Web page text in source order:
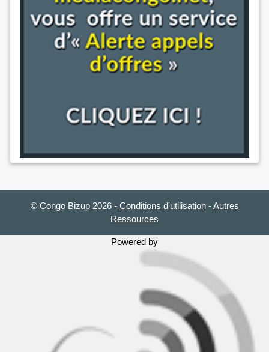
© Congo Bizup 2026 - Conditions d'utilisation-Autres
Ressources
Powered by